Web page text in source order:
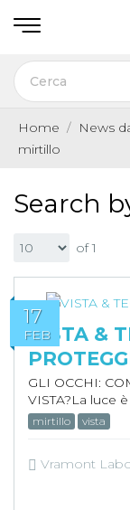
Home News
mirtillo
Search
of 1
17
FEB
VISTA &
GLI OCCHI:
VISTA?La luce
mirtillo vista
Vramont